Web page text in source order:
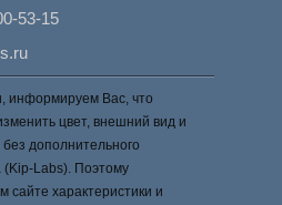
53-15
информируем Вас, что
цвет, внешний вид и
дополнительного
Labs). Поэтому
характеристики и